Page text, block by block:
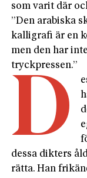
som varit där
”Den arabiska
kalligrafi är en
men den har
tryckpressen.”
D
dessa dikters
rätta. Han